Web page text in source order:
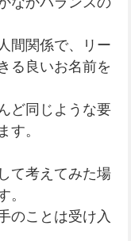
間関係で、リー
る良いお名前を
ど同じような要
す。
て考えてみた場
。
のことは受け入